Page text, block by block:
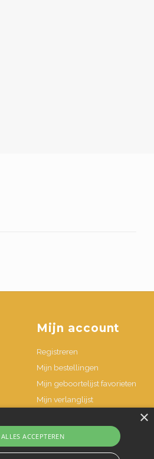
Mijn account
Registreren
Mijn bestellingen
Mijn geboortelijst favorieten
Mijn verlanglijst
×
ALLES ACCEPTEREN